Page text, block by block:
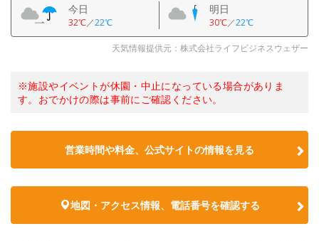
今日
32℃／22℃
明日
30℃／22℃
天気情報提供元：株式会社ライフビジネスウェザー
※施設やイベントが休園・中止になっている場合がありま
す。おでかけの際は事前にご確認ください。
営業時間や料金、公式サイトの情報を見る
地図・アクセス情報、電話番号を確認する